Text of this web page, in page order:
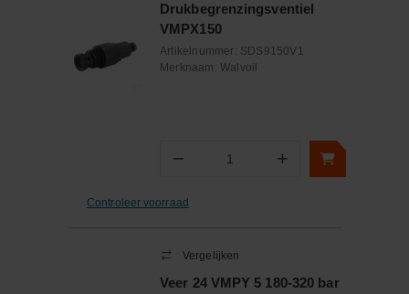
Drukbegrenzingsventiel
VMPX150
Artikelnummer: SDS9150V1
Merknaam: Walvoil
− Aantal +
Controleer voorraad
Vergelijken
Veer 24 VMPY 5 180-320 bar